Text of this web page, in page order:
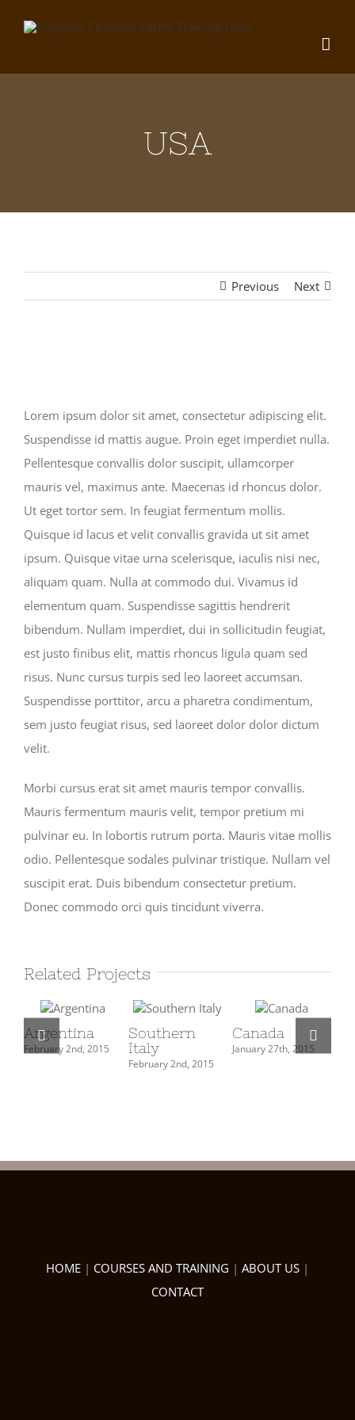
USA
Previous Next
Lorem ipsum dolor sit amet, consectetur adipiscing elit.
Suspendisse id mattis augue. Proin eget imperdiet nulla.
Pellentesque convallis dolor suscipit, ullamcorper
mauris vel, maximus ante. Maecenas id rhoncus dolor.
Ut eget tortor sem. In feugiat fermentum mollis.
Quisque id lacus et velit convallis gravida ut sit amet
ipsum. Quisque vitae urna scelerisque, iaculis nisi nec,
aliquam quam. Nulla at commodo dui. Vivamus id
elementum quam. Suspendisse sagittis hendrerit
bibendum. Nullam imperdiet, dui in sollicitudin feugiat,
est justo finibus elit, mattis rhoncus ligula quam sed
risus. Nunc cursus turpis sed leo laoreet accumsan.
Suspendisse porttitor, arcu a pharetra condimentum,
sem justo feugiat risus, sed laoreet dolor dolor dictum
velit.
Morbi cursus erat sit amet mauris tempor convallis.
Mauris fermentum mauris velit, tempor pretium mi
pulvinar eu. In lobortis rutrum porta. Mauris vitae mollis
odio. Pellentesque sodales pulvinar tristique. Nullam vel
suscipit erat. Duis bibendum consectetur pretium.
Donec commodo orci quis tincidunt viverra.
Related Projects
Argentina
February 2nd, 2015
Southern
Italy
February 2nd, 2015
Canada
January 27th, 2015
HOME | COURSES AND TRAINING | ABOUT US |
CONTACT